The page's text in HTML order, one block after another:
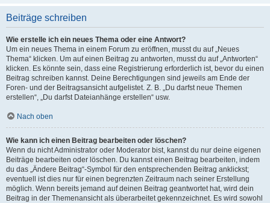
Beiträge schreiben
Wie erstelle ich ein neues Thema oder eine Antwort?
Um ein neues Thema in einem Forum zu eröffnen, musst du auf „Neues
Thema“ klicken. Um auf einen Beitrag zu antworten, musst du auf „Antworten“
klicken. Es könnte sein, dass eine Registrierung erforderlich ist, bevor du einen
Beitrag schreiben kannst. Deine Berechtigungen sind jeweils am Ende der
Foren- und der Beitragsansicht aufgelistet. Z. B. „Du darfst neue Themen
erstellen“, „Du darfst Dateianhänge erstellen“ usw.
Nach oben
Wie kann ich einen Beitrag bearbeiten oder löschen?
Wenn du nicht Administrator oder Moderator bist, kannst du nur deine eigenen
Beiträge bearbeiten oder löschen. Du kannst einen Beitrag bearbeiten, indem
du das „Ändere Beitrag“-Symbol für den entsprechenden Beitrag anklickst;
eventuell ist dies nur für einen begrenzten Zeitraum nach seiner Erstellung
möglich. Wenn bereits jemand auf deinen Beitrag geantwortet hat, wird dein
Beitrag in der Themenansicht als überarbeitet gekennzeichnet. Es wird sowohl